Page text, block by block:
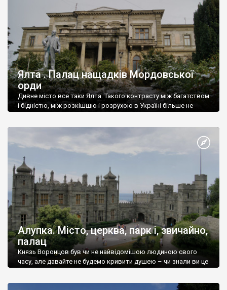
Ялта . Палац нащадків Мордовської
орди
Дивне місто все таки Ялта. Такого контрасту між багатством
і бідністю, між розкішшю і розрухою в Україні більше не
Алупка. Місто, церква, парк і, звичайно,
палац
Князь Воронцов був чи не найвідомішою людиною свого
часу, але давайте не будемо кривити душею – чи знали ви це